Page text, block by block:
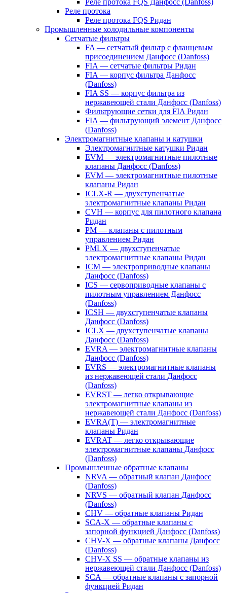
Реле протока FQS Данфосс (Danfoss)
Реле протока
Реле протока FQS Ридан
Промышленные холодильные компоненты
Сетчатые фильтры
FA — сетчатый фильтр с фланцевым
присоединением Данфосс (Danfoss)
FIA — сетчатые фильтры Ридан
FIA — корпус фильтра Данфосс
(Danfoss)
FIA SS — корпус фильтра из
нержавеющей стали Данфосс (Danfoss)
Фильтрующие сетки для FIA Ридан
FIA — фильтрующий элемент Данфосс
(Danfoss)
Электромагнитные клапаны и катушки
Электромагнитные катушки Ридан
EVM — электромагнитные пилотные
клапаны Данфосс (Danfoss)
EVM — электромагнитные пилотные
клапаны Ридан
ICLX-R — двухступенчатые
электромагнитные клапаны Ридан
CVH — корпус для пилотного клапана
Ридан
PM — клапаны с пилотным
управлением Ридан
PMLX — двухступенчатые
электромагнитные клапаны Ридан
ICM — электроприводные клапаны
Данфосс (Danfoss)
ICS — сервоприводные клапаны с
пилотным управлением Данфосс
(Danfoss)
ICSH — двухступенчатые клапаны
Данфосс (Danfoss)
ICLX — двухступенчатые клапаны
Данфосс (Danfoss)
EVRA — электромагнитные клапаны
Данфосс (Danfoss)
EVRS — электромагнитные клапаны
из нержавеющей стали Данфосс
(Danfoss)
EVRST — легко открывающие
электромагнитные клапаны из
нержавеющей стали Данфосс (Danfoss)
EVRA(T) — электромагнитные
клапаны Ридан
EVRAT — легко открывающие
электромагнитные клапаны Данфосс
(Danfoss)
Промышленные обратные клапаны
NRVA — обратный клапан Данфосс
(Danfoss)
NRVS — обратный клапан Данфосс
(Danfoss)
CHV — обратные клапаны Ридан
SCA-X — обратные клапаны с
запорной функцией Данфосс (Danfoss)
CHV-X — обратные клапаны Данфосс
(Danfoss)
CHV-X SS — обратные клапаны из
нержавеющей стали Данфосс (Danfoss)
SCA — обратные клапаны с запорной
функцией Ридан